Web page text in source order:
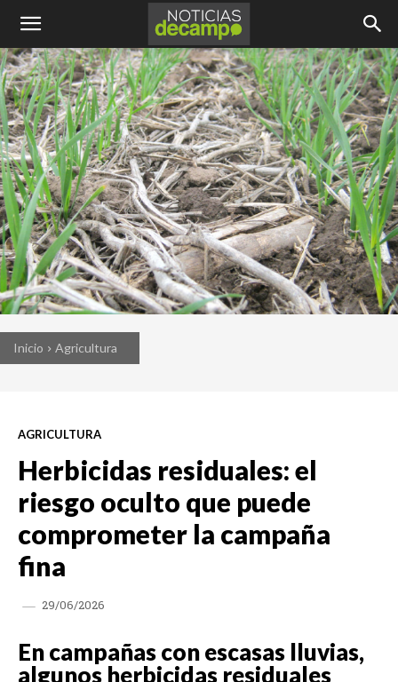
Inicio Agricultura
AGRICULTURA
Herbicidas residuales: el
riesgo oculto que puede
comprometer la campaña
fina
29/06/2026
En campañas con escasas lluvias,
algunos herbicidas residuales